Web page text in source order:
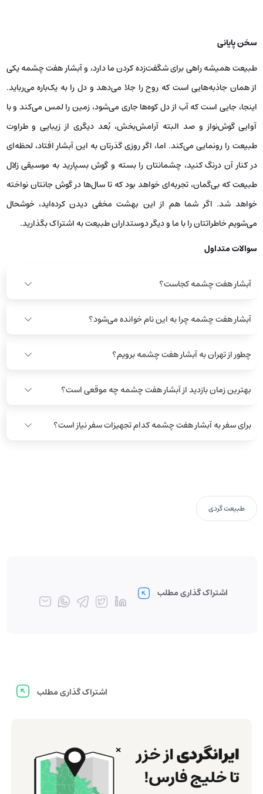
سخن پایانی
طبیعت همیشه راهی برای شگفت‌زده کردن ما دارد، و آبشار هفت چشمه یکی
از همان جاذبه‌هایی است که روح را جلا می‌دهد و دل را به یک‌باره می‌رباید.
اینجا، جایی است که آب از دل کوه‌ها جاری می‌شود، زمین را لمس می‌کند و با
آوایی گوش‌نواز و صد البته آرامش‌بخش، بُعد دیگری از زیبایی و طراوت
طبیعت را رونمایی می‌کند. اما، اگر روزی گذرتان به این آبشار افتاد، لحظه‌ای
در کنار آن درنگ کنید، چشمانتان را بسته و گوش بسپارید به موسیقی زلال
طبیعت که بی‌گمان، تجربه‌ای خواهد بود که تا سال‌ها در گوش جانتان نواخته
خواهد شد. اگر شما هم از این بهشت مخفی دیدن کرده‌اید، خوشحال
می‌شویم خاطراتتان را با ما و دیگر دوستداران طبیعت به اشتراک بگذارید.
سوالات متداول
آبشار هفت چشمه کجاست؟
آبشار هفت چشمه چرا به این نام خوانده می‌شود؟
چطور از تهران به آبشار هفت چشمه برویم؟
بهترین زمان بازدید از آبشار هفت چشمه چه موقعی است؟
برای سفر به آبشار هفت چشمه کدام تجهیزات سفر نیاز است؟
طبیعت گردی
اشتراک گذاری مطلب
اشتراک گذاری مطلب